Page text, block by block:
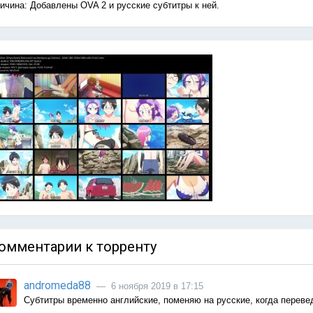
Добавлены OVA 2 и русские субтитры к ней.
к торренту
andromeda88 — 6 ноября 2019 в 17:15
Субтитры временно английские, поменяю на русские, когда